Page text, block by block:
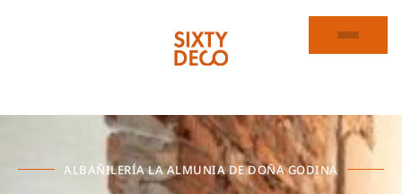
ALBAÑILERÍA LA ALMUNIA DE DOÑA GODINA